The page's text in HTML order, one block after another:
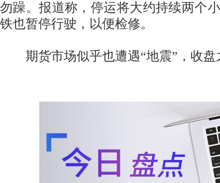
勿躁。报道称，停运将大约持续两个
铁也暂停行驶，以便检修。
期货市场似乎也遭遇“地震”，收盘